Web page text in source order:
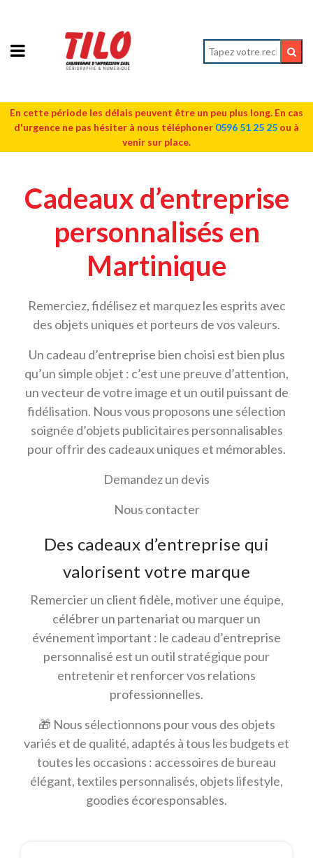
En cette période les délais peuvent être un peu plus long. En cas
d'urgence ne pas hésiter à nous téléphoner 0596 51 25 25 ou à
venir sur place.
Cadeaux d’entreprise
personnalisés en
Martinique
Remerciez, fidélisez et marquez les esprits avec
des objets uniques et porteurs de vos valeurs.
Un cadeau d’entreprise bien choisi est bien plus
qu’un simple objet : c’est une preuve d’attention,
un vecteur de votre image et un outil puissant de
fidélisation. Nous vous proposons une sélection
soignée d’objets publicitaires personnalisables
pour offrir des cadeaux uniques et mémorables.
Demandez un devis
Nous contacter
Des cadeaux d’entreprise qui
valorisent votre marque
Remercier un client fidèle, motiver une équipe,
célébrer un partenariat ou marquer un
événement important : le cadeau d’entreprise
personnalisé est un outil stratégique pour
entretenir et renforcer vos relations
professionnelles.
🎁 Nous sélectionnons pour vous des objets
variés et de qualité, adaptés à tous les budgets et
toutes les occasions : accessoires de bureau
élégant, textiles personnalisés, objets lifestyle,
goodies écoresponsables.